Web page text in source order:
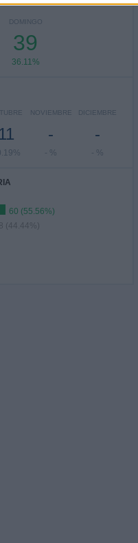
DOMINGO
39
36.11%
11
NOVIEMBRE
-
- %
DICIEMBRE
-
- %
60 (55.56%)
(44.44%)